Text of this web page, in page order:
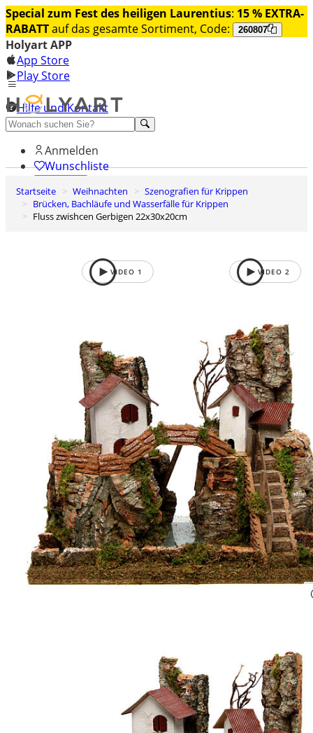
Special zum Fest des heiligen Laurentius: 15 % EXTRA-
RABATTauf das gesamte Sortiment, Code: 260807
Holyart APP
App Store
Play Store
Hilfe und Kontakt
Entdecken Sie Premium
Anmelden
Wunschliste
0
Warenkorb
Startseite Weihnachten
Szenografien für Krippen
Brücken, Bachläufe und Wasserfälle für Krippen
Fluss zwishcen Gerbigen 22x30x20cm
VIDEO 1 VIDEO 2